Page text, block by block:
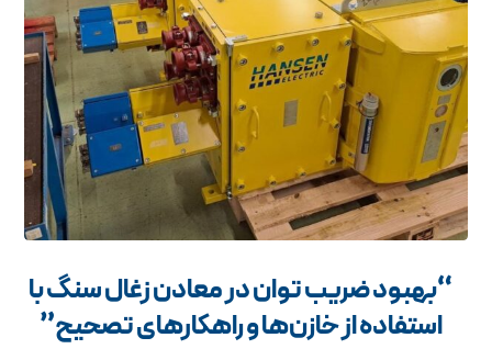
“بهبود ضریب توان در معادن زغال سنگ با
استفاده از خازن‌ها و راهکارهای تصحیح”